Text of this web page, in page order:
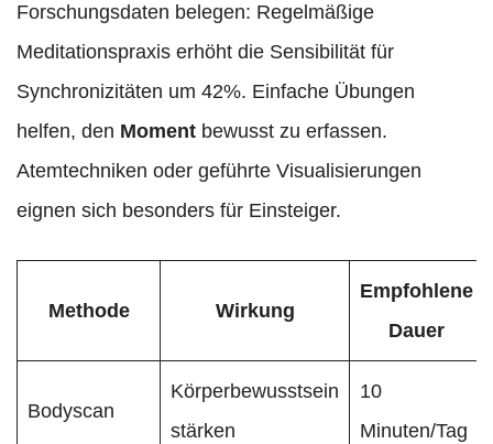
Forschungsdaten belegen: Regelmäßige
Meditationspraxis erhöht die Sensibilität für
Synchronizitäten um 42%. Einfache Übungen
helfen, den Moment bewusst zu erfassen.
Atemtechniken oder geführte Visualisierungen
eignen sich besonders für Einsteiger.
Methode Wirkung
Empfohlene
Dauer
Bodyscan
Körperbewusstsein
stärken
10
Minuten/Tag